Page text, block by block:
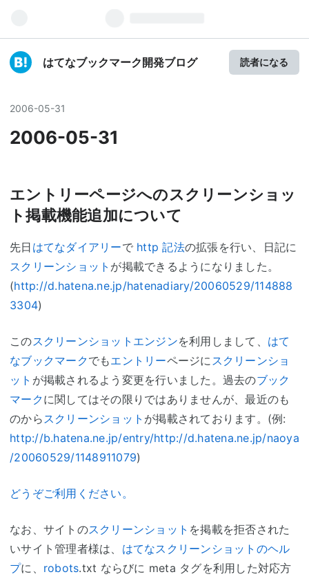
はてなブックマーク開発ブログ 読者になる
2006-05-31
2006-05-31
エントリーページへのスクリーンショッ
ト掲載機能追加について
先日 はてなダイアリーで http 記法の拡張を行い、日記に
スクリーンショット が掲載できるようになりました。
(http://d.hatena.ne.jp/hatenadiary/20060529/114888
3304)
このスクリーンショット エンジンを利用しまして、 はて
なブックマークでもエントリーページに スクリーンショ
ット が掲載されるよう変更を行いました。過去のブック
マークに関してはその限りではありませんが、最近のも
のから スクリーンショット が掲載されております。(例:
http://b.hatena.ne.jp/entry/http://d.hatena.ne.jp/naoya
/20060529/1148911079)
どうぞご利用ください。
なお、サイトのスクリーンショット を掲載を拒否された
いサイト管理者様は、 はてなスクリーンショットのヘル
プに、 robots.txt ならびに meta タグを利用した対応方